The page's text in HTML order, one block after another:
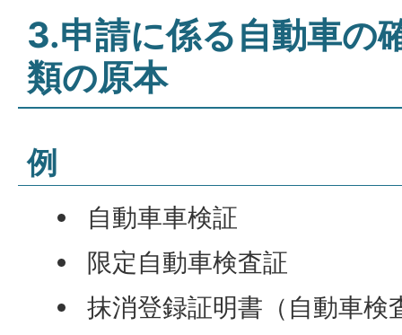
3.申請に係る自動車の
類の原本
例
自動車車検証
限定自動車検査証
抹消登録証明書（自動車検